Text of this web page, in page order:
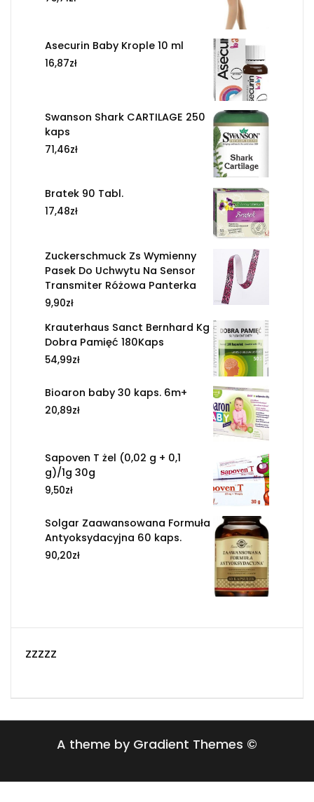
Asecurin Baby Krople 10 ml
16,87zł
Swanson Shark CARTILAGE 250
kaps
71,46zł
Bratek 90 Tabl.
17,48zł
Zuckerschmuck Zs Wymienny
Pasek Do Uchwytu Na Sensor
Transmiter Różowa Panterka
9,90zł
Krauterhaus Sanct Bernhard Kg
Dobra Pamięć 180Kaps
54,99zł
Bioaron baby 30 kaps. 6m+
20,89zł
Sapoven T żel (0,02 g + 0,1
g)/1g 30g
9,50zł
Solgar Zaawansowana Formuła
Antyoksydacyjna 60 kaps.
90,20zł
zzzzz
A theme by Gradient Themes ©